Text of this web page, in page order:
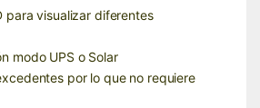
para visualizar diferentes
modo UPS o Solar
por lo que no requiere